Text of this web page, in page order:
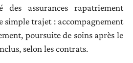
des assurances rapatriement
simple trajet : accompagnement
poursuite de soins après le
selon les contrats.